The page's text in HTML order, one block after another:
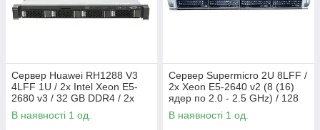
Сервер Huawei RH1288 V3
4LFF 1U / 2x Intel Xeon E5-
2680 v3 / 32 GB DDR4 / 2x
900 GB HDD / Integrated
Graphics / 2x 460W
В наявності 1 од.
Сервер Supermicro 2U 8LFF /
2x Xeon E5-2640 v2 (8 (16)
ядер по 2.0 - 2.5 GHz) / 128
GB DDR3 / 2x 900 GB HDD /
Matrox G200eW
В наявності 1 од.